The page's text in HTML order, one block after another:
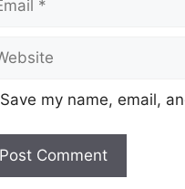
Save my name, email,